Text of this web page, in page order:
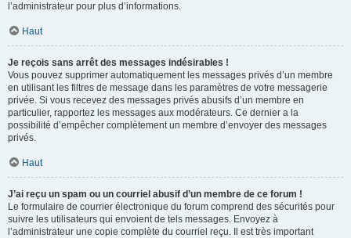
l’administrateur pour plus d’informations.
Haut
Je reçois sans arrêt des messages indésirables !
Vous pouvez supprimer automatiquement les messages privés d’un membre
en utilisant les filtres de message dans les paramètres de votre messagerie
privée. Si vous recevez des messages privés abusifs d’un membre en
particulier, rapportez les messages aux modérateurs. Ce dernier a la
possibilité d’empêcher complètement un membre d’envoyer des messages
privés.
Haut
J’ai reçu un spam ou un courriel abusif d’un membre de ce forum !
Le formulaire de courrier électronique du forum comprend des sécurités pour
suivre les utilisateurs qui envoient de tels messages. Envoyez à
l’administrateur une copie complète du courriel reçu. Il est très important